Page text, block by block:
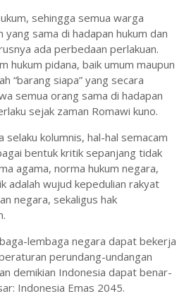
sehingga semua warga
yang sama di hadapan hukum dan
ada perbedaan perlakuan.
hukum pidana, baik umum maupun
“barang siapa” yang secara
semua orang sama di hadapan
sejak zaman Romawi kuno.
kolumnis, hal-hal semacam
bentuk kritik sepanjang tidak
agama, norma hukum negara,
adalah wujud kepedulian rakyat
negara, sekaligus hak
lembaga negara dapat bekerja
perundang-undangan
demikian Indonesia dapat benar-
Indonesia Emas 2045.